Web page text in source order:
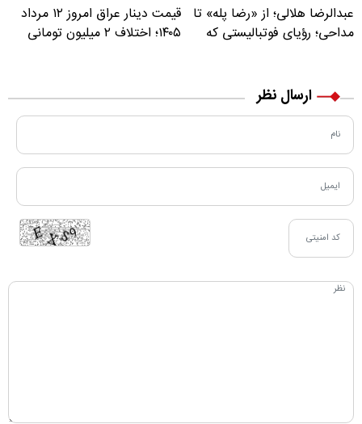
عبدالرضا هلالی؛ از «رضا پله» تا
مداحی؛ رؤیای فوتبالیستی که
قیمت دینار عراق امروز ۱۲ مرداد
۱۴۰۵؛ اختلاف ۲ میلیون تومانی
ارسال نظر